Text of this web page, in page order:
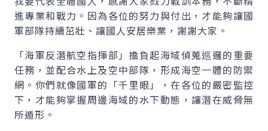
進專業和戰力。因為各位的努力與付出，才能夠讓國
軍部隊持續茁壯、讓國人安居樂業，謝謝大家。
「海軍反潛航空指揮部」擔負起海域偵蒐巡邏的重要
任務，並配合水上及空中部隊，形成海空一體的防禦
網。你們就像國軍的「千里眼」，在各位的嚴密監控
下，才能夠掌握周邊海域的水下動態，讓潛在威脅無
所遁形。